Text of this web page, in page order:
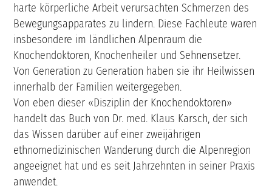
harte körperliche Arbeit verursachten Schmerzen des
Bewegungsapparates zu lindern. Diese Fachleute waren
insbesondere im ländlichen Alpenraum die
Knochendoktoren, Knochenheiler und Sehnensetzer.
Von Generation zu Generation haben sie ihr Heilwissen
innerhalb der Familien weitergegeben.
Von eben dieser «Disziplin der Knochendoktoren»
handelt das Buch von Dr. med. Klaus Karsch, der sich
das Wissen darüber auf einer zweijährigen
ethnomedizinischen Wanderung durch die Alpenregion
angeeignet hat und es seit Jahrzehnten in seiner Praxis
anwendet.